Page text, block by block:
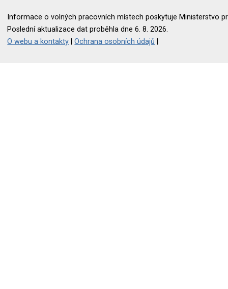
Informace o volných pracovních místech poskytuje Ministerstvo
Poslední aktualizace dat proběhla dne 6. 8. 2026.
O webu a kontakty |Ochrana osobních údajů